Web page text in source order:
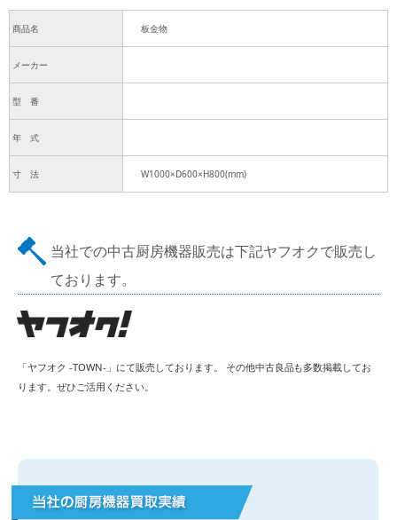
商品名 板金物
メーカー
型 番
年 式
寸 法 W1000×D600×H800(mm)
当社での中古厨房機器販売は下記ヤフオクで販売し
ております。
「ヤフオク -TOWN-」にて販売しております。 その他中古良品も多数掲載してお
ります。ぜひご活用ください。